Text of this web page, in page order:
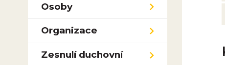
Osoby
Organizace
Zesnulí duchovní